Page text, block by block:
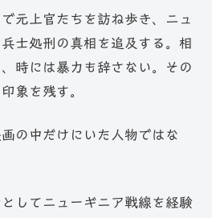
元上官たちを訪ね歩き、ニュ
士処刑の真相を追及する。相
時には暴力も辞さない。その
象を残す。
の中だけにいた人物ではな
してニューギニア戦線を経験